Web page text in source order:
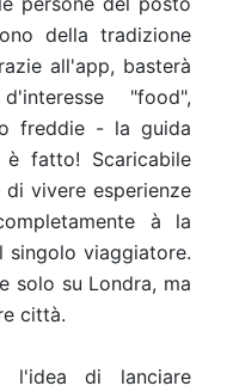
della tradizione
all'app, basterà
"food",
freddie - la guida
fatto! Scaricabile
vivere esperienze
à la
singolo viaggiatore.
solo su Londra, ma
città.
di lanciare